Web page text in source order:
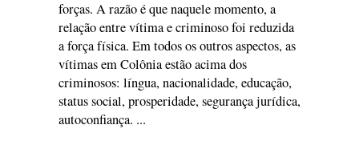
forças. A razão é que naquele momento, a
relação entre vítima e criminoso foi reduzida
a força física. Em todos os outros aspectos, as
vítimas em Colônia estão acima dos
criminosos: língua, nacionalidade, educação,
status social, prosperidade, segurança jurídica,
autoconfiança. ...